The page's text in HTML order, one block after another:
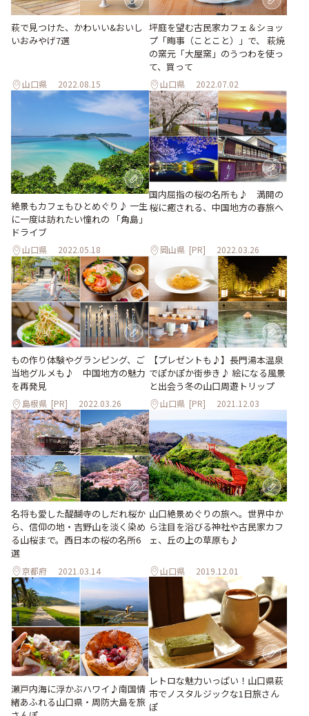
萩で見つけた、かわいい&おいし
いおみやげ7選
山口県 2022.08.15
坪庭を望む古民家カフェ＆ショッ
プ「晦事（ことこと）」で、 萩焼
の窯元「大屋窯」のうつわを使っ
て、買って
山口県 2022.07.02
絶景もカフェもひとめぐり♪ 一生
に一度は訪れたい憧れの 「角島」
ドライブ
山口県 2022.05.18
国内屈指の桜の名所も♪ 満開の
桜に癒される、中国地方の春旅へ
岡山県 [PR] 2022.03.26
もの作り体験やグランピング、ご
当地グルメも♪ 中国地方の魅力
を再発見
島根県 [PR] 2022.03.26
【プレゼントも♪】長門湯本温泉
でぽかぽか街歩き♪ 絵になる風景
と出会う冬の山口周遊トリップ
山口県 [PR] 2021.12.03
名将も愛した醍醐寺のしだれ桜か
ら、信仰の地・吉野山を淡く染め
る山桜まで。西日本の桜の名所6
選
京都府 2021.03.14
山口絶景めぐりの旅へ。世界中か
ら注目を浴びる神社や古民家カフ
ェ、丘の上の草原も♪
山口県 2019.12.01
瀬戸内海に浮かぶハワイ♪南国情
緒あふれる山口県・周防大島を旅
レトロな魅力いっぱい！山口県萩
市でノスタルジックな1日旅さん
ぽ